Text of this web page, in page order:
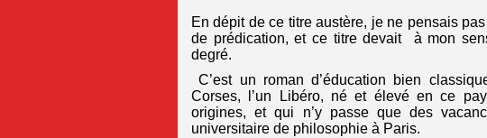
En dépit de ce titre austère, je ne pensais
de prédication, et ce titre devait à mon
degré.
C’est un roman d’éducation bien
Corses, l’un Libéro, né et élevé en ce
origines, et qui n’y passe que des
universitaire de philosophie à Paris.